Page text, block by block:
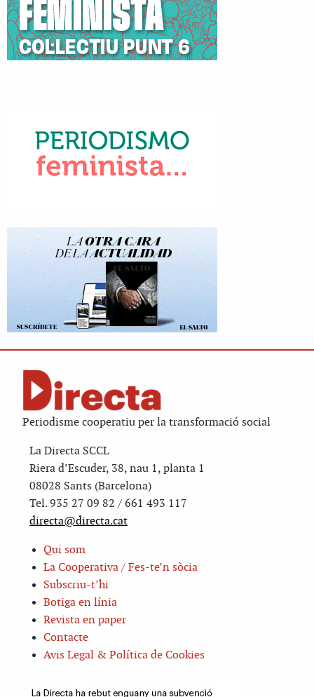
Periodisme cooperatiu per la transformació social
La Directa SCCL
Riera d’Escuder, 38, nau 1, planta 1
08028 Sants (Barcelona)
Tel. 935 27 09 82 / 661 493 117
directa@directa.cat
Qui som
La Cooperativa / Fes-te’n sòcia
Subscriu-t’hi
Botiga en línia
Revista en paper
Contacte
Avis Legal & Política de Cookies